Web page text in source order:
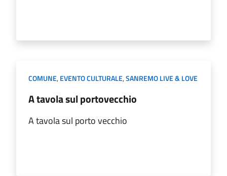
COMUNE,EVENTO CULTURALE,SANREMO LIVE & LOVE
A tavola sul portovecchio
A tavola sul porto vecchio